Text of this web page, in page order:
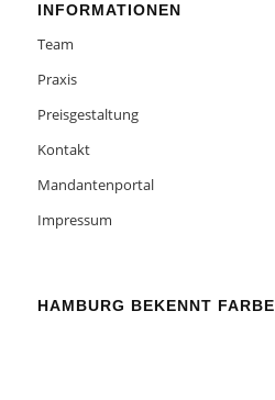
INFORMATIONEN
Team
Praxis
Preisgestaltung
Kontakt
Mandantenportal
Impressum
HAMBURG BEKENNT FARBE